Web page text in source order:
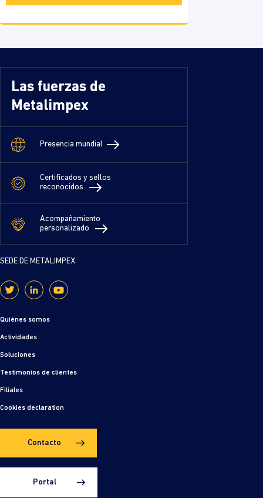
Las fuerzas de
Metalimpex
Presencia mundial
Certificados y sellos
reconocidos
Acompañamiento
personalizado
SEDE DE METALIMPEX
Quiénes somos
Actividades
Soluciones
Testimonios de clientes
Filiales
Cookies declaration
Contacto
Portal